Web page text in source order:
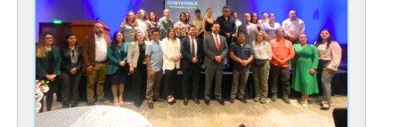
Londres, para unas
vacaciones mágicas
La tradición musical y la arquitectura de la ciudad